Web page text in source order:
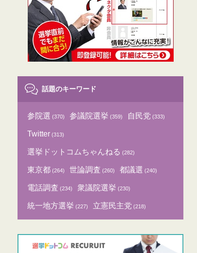
話題のキーワード
参院選 (370) 参議院選挙 (359) 自民党 (333)
Twitter (313)
選挙ドットコムちゃんねる (282)
東京都 (264) 世論調査 (260) 都議選 (240)
電話調査 (234) 衆議院選挙 (230)
統一地方選挙 (227) 立憲民主党 (218)